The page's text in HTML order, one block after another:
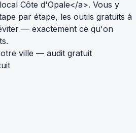
Côte d'Opale</a>. Vous y
par étape, les outils gratuits à
— exactement ce qu'on
ville — audit gratuit